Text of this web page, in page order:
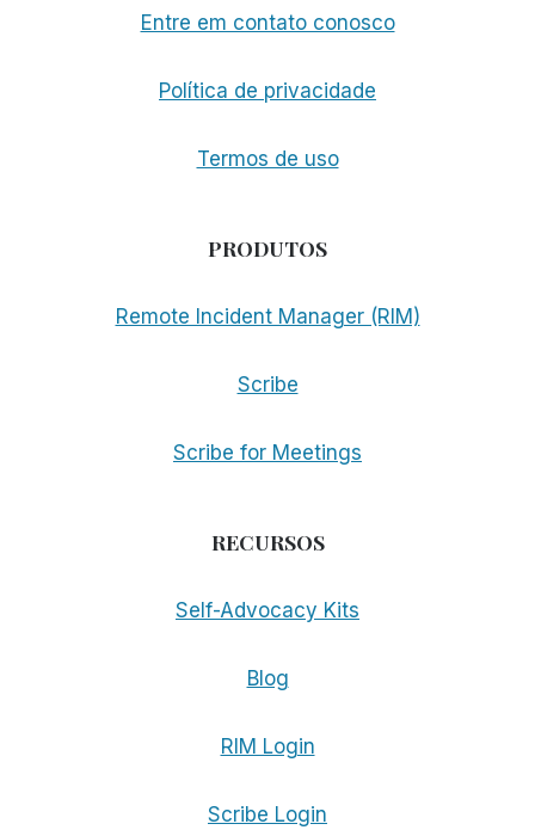
Entre em contato conosco
Política de privacidade
Termos de uso
PRODUTOS
Remote Incident Manager (RIM)
Scribe
Scribe for Meetings
RECURSOS
Self-Advocacy Kits
Blog
RIM Login
Scribe Login